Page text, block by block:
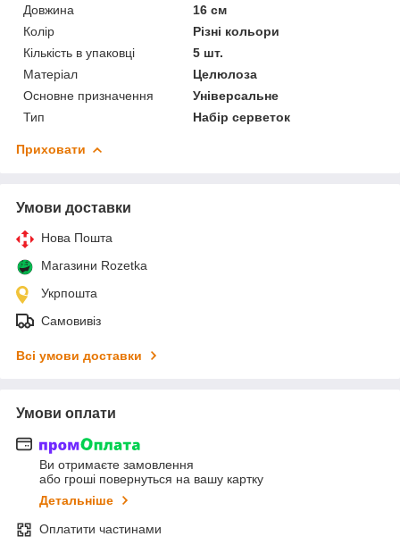
Довжина
16 см
Колір
Різні кольори
Кількість в упаковці
5 шт.
Матеріал
Целюлоза
Основне призначення
Універсальне
Тип
Набір серветок
Приховати
Умови доставки
Нова Пошта
Магазини Rozetka
Укрпошта
Самовивіз
Всі умови доставки
Умови оплати
Ви отримаєте замовлення
або гроші повернуться на вашу картку
Детальніше
Оплатити частинами